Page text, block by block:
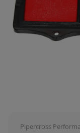
Pipercross